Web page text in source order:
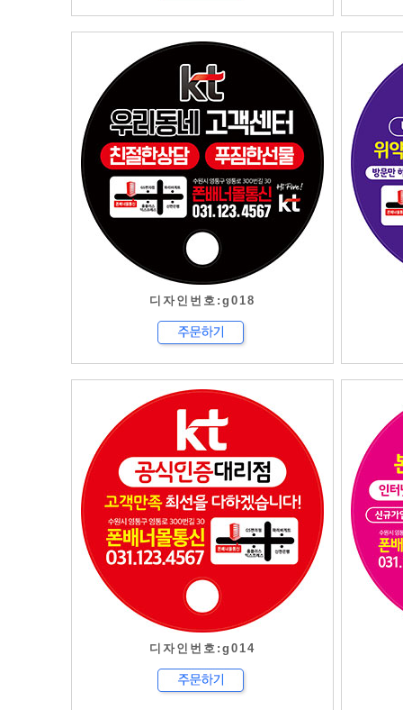
디자인번호:g018
디자인번호:g014